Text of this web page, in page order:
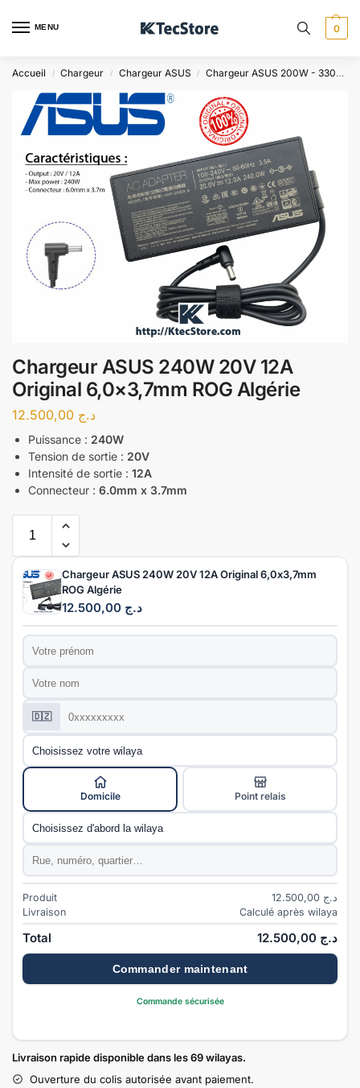
MENU 0
Accueil / Chargeur / Chargeur ASUS / Chargeur ASUS 200W - 330W
Chargeur ASUS 240W 20V 12A
Original 6,0×3,7mm ROG Algérie
د.ج
Puissance : 240W
Tension de sortie : 20V
Intensité de sortie : 12A
Connecteur : 6.0mm x 3.7mm
Chargeur ASUS 240W 20V 12A Original 6,0x3,7mm
ROG Algérie
د.ج 12.500,00
Prénom
Nom
Téléphone
🇩🇿
Wilaya
Mode de livraison
Domicile
Point relais
Commune
Adresse
Produit د.ج
Livraison
Calculé après wilaya
Total د.ج
Commander maintenant
Commande sécurisée
Livraison rapide disponible dans les 69 wilayas.
Ouverture du colis autorisée avant paiement.